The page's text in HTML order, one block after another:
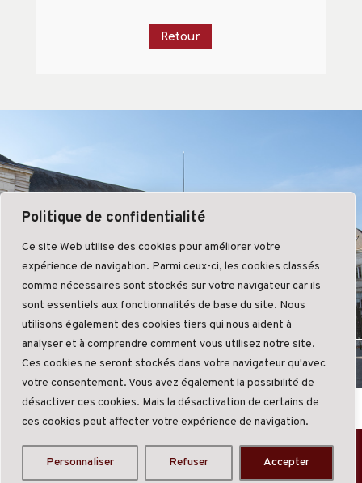
Politique de confidentialité
Ce site Web utilise des cookies pour améliorer votre
expérience de navigation. Parmi ceux-ci, les cookies classés
comme nécessaires sont stockés sur votre navigateur car ils
sont essentiels aux fonctionnalités de base du site. Nous
utilisons également des cookies tiers qui nous aident à
analyser et à comprendre comment vous utilisez notre site.
Ces cookies ne seront stockés dans votre navigateur qu'avec
votre consentement. Vous avez également la possibilité de
désactiver ces cookies. Mais la désactivation de certains de
ces cookies peut affecter votre expérience de navigation.
Personnaliser Refuser Accepter
Retour
Nous contacter